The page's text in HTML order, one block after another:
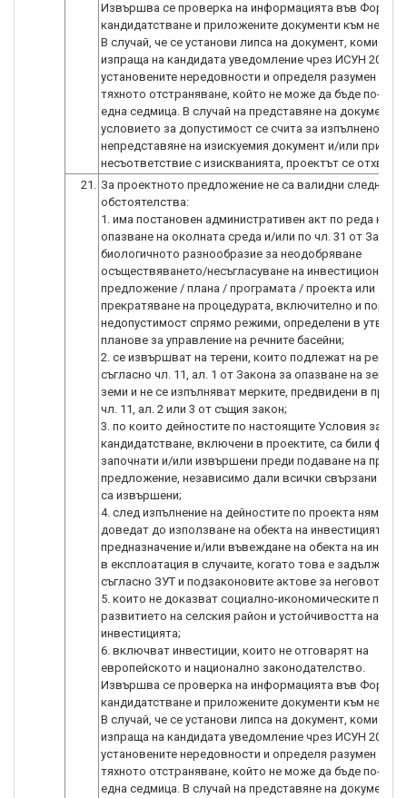
Извършва се проверка на информацията във
кандидатстване и приложените документи към него.
В случай, че се установи липса на документ,
изпраща на кандидата уведомление чрез ИСУН 2020
установените нередовности и определя разумен
тяхното отстраняване, който не може да бъде по-
една седмица. В случай на представяне на документа
условието за допустимост се счита за изпълнено. В
непредставяне на изискуемия документ и/или при
21. За проектното предложение не са валидни следните
обстоятелства:
1. има постановен административен акт по реда на
опазване на околната среда и/или по чл. 31 от Закона
биологичното разнообразие за неодобряване
осъществяването/несъгласуване на инвестиционното
предложение / плана / програмата / проекта или за
прекратяване на процедурата, включително и поради
недопустимост спрямо режими, определени в
планове за управление на речните басейни;
2. се извършват на терени, които подлежат на
съгласно чл. 11, ал. 1 от Закона за опазване на
земи и не се изпълняват мерките, предвидени в
чл. 11, ал. 2 или 3 от същия закон;
3. по които дейностите по настоящите Условия за
кандидатстване, включени в проектите, са били
започнати и/или извършени преди подаване на
предложение, независимо дали всички свързани
са извършени;
4. след изпълнение на дейностите по проекта няма да
доведат до използване на обекта на инвестицията по
предназначение и/или въвеждане на обекта на
в експлоатация в случаите, когато това е
съгласно ЗУТ и подзаконовите актове за неговото
5. които не доказват социално-икономическите
развитието на селския район и устойчивостта на
инвестицията;
6. включват инвестиции, които не отговарят на
европейското и национално законодателство.
Извършва се проверка на информацията във
кандидатстване и приложените документи към него.
В случай, че се установи липса на документ,
изпраща на кандидата уведомление чрез ИСУН 2020
установените нередовности и определя разумен
тяхното отстраняване, който не може да бъде по-
една седмица. В случай на представяне на документа